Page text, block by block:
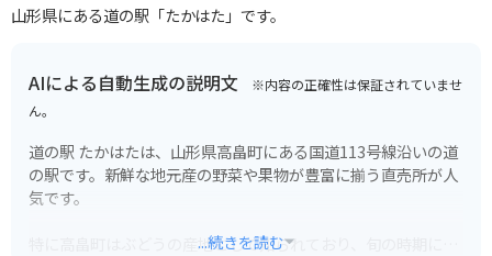
山形県にある道の駅「たかはた」です。
AIによる自動生成の説明文 ※内容の正確性は保証されていませ
ん。
道の駅 たかはたは、山形県高畠町にある国道113号線沿いの道
の駅です。新鮮な地元産の野菜や果物が豊富に揃う直売所が人
気です。
特に高畠町はぶどうの産地として知られており、旬の時期には
...続きを読む